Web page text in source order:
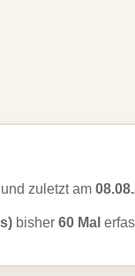
und zuletzt am
bisher 60 Mal